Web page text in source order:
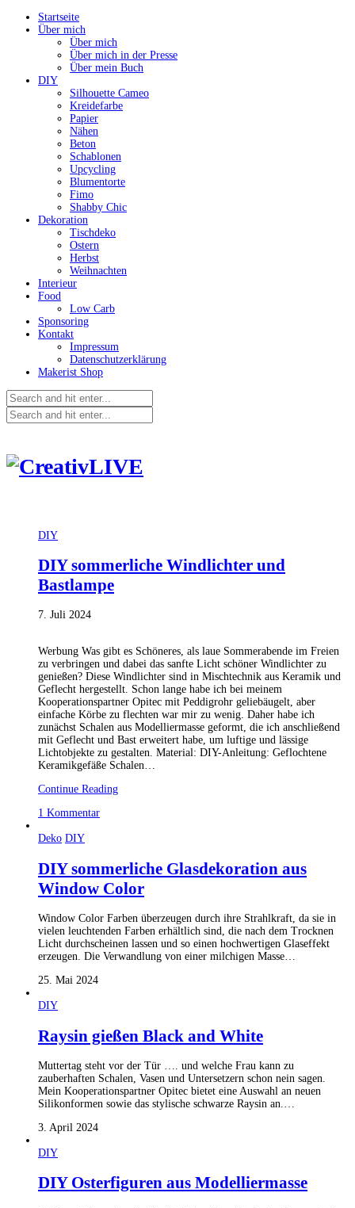
Startseite
Über mich
Über mich
Über mich in der Presse
Über mein Buch
DIY
Silhouette Cameo
Kreidefarbe
Papier
Nähen
Beton
Schablonen
Upcycling
Blumentorte
Fimo
Shabby Chic
Dekoration
Tischdeko
Ostern
Herbst
Weihnachten
Interieur
Food
Low Carb
Sponsoring
Kontakt
Impressum
Datenschutzerklärung
Makerist Shop
DIY
DIY sommerliche Windlichter und
Bastlampe
7. Juli 2024
Werbung Was gibt es Schöneres, als laue Sommerabende im Freien
zu verbringen und dabei das sanfte Licht schöner Windlichter zu
genießen? Diese Windlichter sind in Mischtechnik aus Keramik und
Geflecht hergestellt. Schon lange habe ich bei meinem
Kooperationspartner Opitec mit Peddigrohr geliebäugelt, aber
einfache Körbe zu flechten war mir zu wenig. Daher habe ich
zunächst Schalen aus Modelliermasse geformt, die ich anschließend
mit Geflecht und Bast erweitert habe, um luftige und lässige
Lichtobjekte zu gestalten. Material: DIY-Anleitung: Geflochtene
Keramikgefäße Schalen…
Continue Reading
1 Kommentar
Deko DIY
DIY sommerliche Glasdekoration aus
Window Color
Window Color Farben überzeugen durch ihre Strahlkraft, da sie in
vielen leuchtenden Farben erhältlich sind, die nach dem Trocknen
Licht durchscheinen lassen und so einen hochwertigen Glaseffekt
erzeugen. Die Verwandlung von einer milchigen Masse…
25. Mai 2024
DIY
Raysin gießen Black and White
Muttertag steht vor der Tür …. und welche Frau kann zu
zauberhaften Schalen, Vasen und Untersetzern schon nein sagen.
Mein Kooperationspartner Opitec bietet eine Auswahl an neuen
Silikonformen sowie das stylische schwarze Raysin an.…
3. April 2024
DIY
DIY Osterfiguren aus Modelliermasse